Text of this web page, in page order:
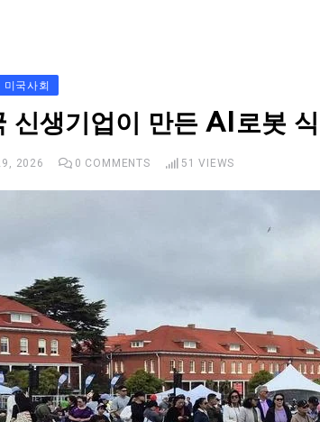
미국사회
신생기업이 만든 AI로봇
2026 0 COMMENTS 51 VIEWS